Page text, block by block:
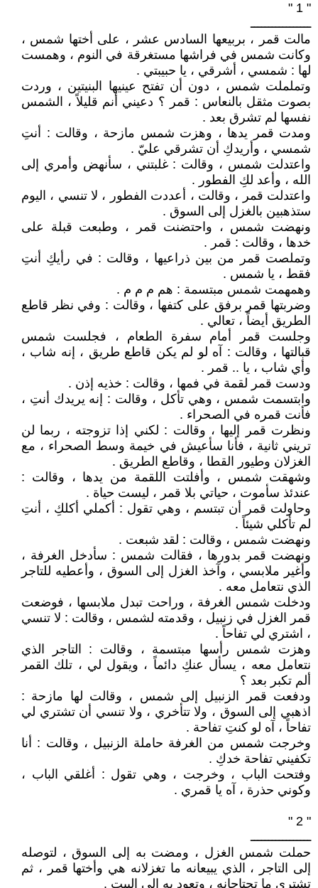
" 1 "
ـــــــــــــــــ
مالت قمر ، بربيعها السادس عشر ، على أختها شمس ،
وكانت شمس في فراشها مستغرقة في النوم ، وهمست
لها : شمسي ، أشرقي ، يا حبيبتي .
وتململت شمس ، دون أن تفتح عينيها البنيتين ، وردت
بصوت مثقل بالنعاس : قمر ؟ دعيني أنم قليلاً ، الشمس
نفسها لم تشرق بعد .
ومدت قمر يدها ، وهزت شمس مازحة ، وقالت : أنتِ
شمسي ، وأريدكِ أن تشرقي عليّ .
واعتدلت شمس ، وقالت : غلبتني ، سأنهض وأمري إلى
الله ، وأعد لكِ الفطور .
واعتدلت قمر ، وقالت ، أعددت الفطور ، لا تنسي ، اليوم
ستذهبين بالغزل إلى السوق .
ونهضت شمس ، واحتضنت قمر ، وطبعت قبلة على
خدها ، وقالت : قمر .
وتملصت قمر من بين ذراعيها ، وقالت : في رأيكِ أنتِ
فقط ، يا شمس .
وهمهمت شمس مبتسمة : هم م م م .
وضربتها قمر برفق على كتفها ، وقالت : وفي نظر قاطع
الطريق أيضاً ، تعالي .
وجلست قمر أمام سفرة الطعام ، فجلست شمس
قبالتها ، وقالت : آه لو لم يكن قاطع طريق ، إنه شاب ،
وأي شاب ، يا .. قمر .
ودست قمر لقمة في فمها ، وقالت : خذيه إذن .
وابتسمت شمس ، وهي تأكل ، وقالت : إنه يريدك أنتِ ،
فأنت قمره في الصحراء .
ونظرت قمر إليها ، وقالت : لكني إذا تزوجته ، ربما لن
تريني ثانية ، فأنا سأعيش في خيمة وسط الصحراء ، مع
الغزلان وطيور القطا ، وقاطع الطريق .
وشهقت شمس ، وأفلتت اللقمة من يدها ، وقالت :
عندئذ سأموت ، حياتي بلا قمر ، ليست حياة .
وحاولت قمر أن تبتسم ، وهي تقول : أكملي أكلكِ ، أنتِ
لم تأكلي شيئاً .
ونهضت شمس ، وقالت : لقد شبعت .
ونهضت قمر بدورها ، فقالت شمس : سأدخل الغرفة ،
وأغير ملابسي ، وآخذ الغزل إلى السوق ، وأعطيه للتاجر
الذي نتعامل معه .
ودخلت شمس الغرفة ، وراحت تبدل ملابسها ، فوضعت
قمر الغزل في زنبيل ، وقدمته لشمس ، وقالت : لا تنسي
، اشتري لي تفاحاً .
وهزت شمس رأسها مبتسمة ، وقالت : التاجر الذي
نتعامل معه ، يسأل عنكِ دائماً ، ويقول لي ، تلك القمر
ألم تكبر بعد ؟
ودفعت قمر الزنبيل إلى شمس ، وقالت لها مازحة :
اذهبي إلى السوق ، ولا تتأخري ، ولا تنسي أن تشتري لي
تفاحاً ، آه لو كنتِ تفاحة .
وخرجت شمس من الغرفة حاملة الزنبيل ، وقالت : أنا
تكفيني تفاحة خدكِ .
وفتحت الباب ، وخرجت ، وهي تقول : أغلقي الباب ،
وكوني حذرة ، آه يا قمري .
" 2 "
ـــــــــــــــــ
حملت شمس الغزل ، ومضت به إلى السوق ، لتوصله
إلى التاجر ، الذي يبيعانه ما تغزلانه هي وأختها قمر ، ثم
تشتري ما تحتاجانه ، وتعود به إلى البيت .